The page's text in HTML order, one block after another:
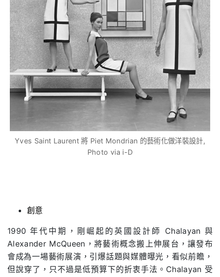
Yves Saint Laurent 將 Piet Mondrian 的藝術化做洋裝設計,
Photo via i-D
創意
1990 年代中期，剛崛起的英國設計師 Chalayan 與
Alexander McQueen，將藝術概念搬上伸展台，讓發布
會成為一場藝術展演，引爆話題與媒體曝光，看似前瞻，
但說穿了，只不過是低預算下的折衷手法。Chalayan 受